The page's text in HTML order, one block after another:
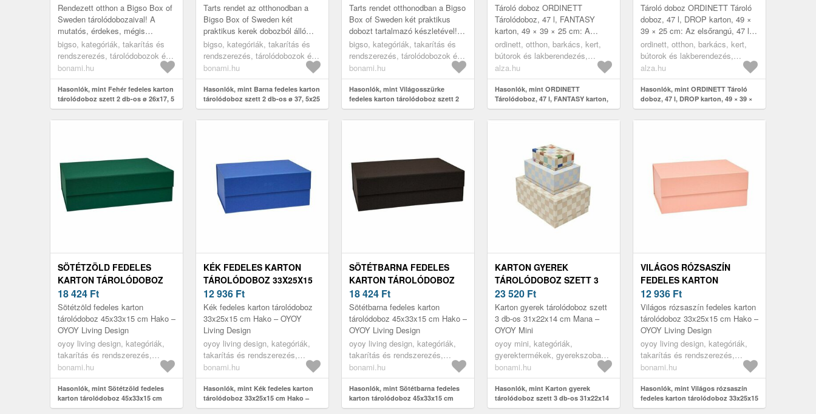
WILMA PAPER LAMINATE –
BIGSO
Rendezett otthon a Bigso Box of
Sweden tárolódobozaival! A
mutatós, érdekes, mégis
minimalista kialakításnak
köszönhetően stílusosan
tárolhatod ben...
bigso, kategóriák, takarítás és
rendszerezés, tárolódobozok és
rendszerezők, tárolódobozok
bonami.hu
Hasonlók, mint Fehér fedeles karton
tárolódoboz szett 2 db-os ø 26x17, 5
cm Wilma Paper Laminate – Bigso
RESTORE PAPER LAMINATE
– BIGSO
Tarts rendet az otthonodban a
Bigso Box of Sweden két
praktikus kerek dobozból álló
készletével! Szilárd
szerkezetüket funkcionális és
dekoratív sz...
bigso, kategóriák, takarítás és
rendszerezés, tárolódobozok és
rendszerezők, tárolódobozok
bonami.hu
Hasonlók, mint Barna fedeles karton
tárolódoboz szett 2 db-os ø 37, 5x25
cm Rut Restore Paper Laminate –
Bigso
5 CM RUT CANVAS PAPER
LAMINATE – BIGSO
Tarts rendet otthonodban a Bigso
Box of Sweden két praktikus
dobozt tartalmazó készletével!
Szilárd szerkezetüket
funkcionális és dekoratív
szegecs...
bigso, kategóriák, takarítás és
rendszerezés, tárolódobozok és
rendszerezők, tárolódobozok
bonami.hu
Hasonlók, mint Világosszürke
fedeles karton tárolódoboz szett 2
db-os ø 37, 5x25, 5 cm Rut Canvas
Paper Laminate – Bigso
Tároló doboz ORDINETT
Tárolódoboz, 47 l, FANTASY
karton, 49 × 39 × 25 cm: A
kiváló, 47 l-es Ordinett
tárolódoboz praktikus megoldás
mindenféle dolo...
ordinett, otthon, barkács, kert,
bútorok és lakberendezés,
tárolás és rendszerezés,
alza.hu
Hasonlók, mint ORDINETT
Tárolódoboz, 47 l, FANTASY karton,
49 × 39 × 25 cm
Tároló doboz ORDINETT Tároló
doboz, 47 l, DROP karton, 49 ×
39 × 25 cm: Az elsőrangú, 47 l-
es Ordinett tároló doboz
optimális megoldás különböző
tá...
ordinett, otthon, barkács, kert,
bútorok és lakberendezés,
tárolás és rendszerezés,
alza.hu
Hasonlók, mint ORDINETT Tároló
doboz, 47 l, DROP karton, 49 × 39 ×
25 cm
SÖTÉTZÖLD FEDELES
KARTON TÁROLÓDOBOZ
45X33X15 CM HAKO – OYOY
LIVING DESIGN
18 424 Ft
Sötétzöld fedeles karton
tárolódoboz 45x33x15 cm Hako –
OYOY Living Design
oyoy living design, kategóriák,
takarítás és rendszerezés,
tárolódobozok és rendszerezők,
bonami.hu
Hasonlók, mint Sötétzöld fedeles
karton tárolódoboz 45x33x15 cm
Hako – OYOY Living Design
KÉK FEDELES KARTON
TÁROLÓDOBOZ 33X25X15
CM HAKO – OYOY LIVING
DESIGN
12 936 Ft
Kék fedeles karton tárolódoboz
33x25x15 cm Hako – OYOY
Living Design
oyoy living design, kategóriák,
takarítás és rendszerezés,
tárolódobozok és rendszerezők,
bonami.hu
Hasonlók, mint Kék fedeles karton
tárolódoboz 33x25x15 cm Hako –
OYOY Living Design
SÖTÉTBARNA FEDELES
KARTON TÁROLÓDOBOZ
45X33X15 CM HAKO – OYOY
LIVING DESIGN
18 424 Ft
Sötétbarna fedeles karton
tárolódoboz 45x33x15 cm Hako –
OYOY Living Design
oyoy living design, kategóriák,
takarítás és rendszerezés,
tárolódobozok és rendszerezők,
bonami.hu
Hasonlók, mint Sötétbarna fedeles
karton tárolódoboz 45x33x15 cm
Hako – OYOY Living Design
KARTON GYEREK
TÁROLÓDOBOZ SZETT 3
DB-OS 31X22X14 CM MANA
– OYOY MINI
23 520 Ft
Karton gyerek tárolódoboz szett
3 db-os 31x22x14 cm Mana –
OYOY Mini
oyoy mini, kategóriák,
gyerektermékek, gyerekszoba
kiegészítők és dekorációk,
bonami.hu
Hasonlók, mint Karton gyerek
tárolódoboz szett 3 db-os 31x22x14
cm Mana – OYOY Mini
VILÁGOS RÓZSASZÍN
FEDELES KARTON
TÁROLÓDOBOZ 33X25X15
CM HAKO – OYOY LIVING
DESIGN
12 936 Ft
Világos rózsaszín fedeles karton
tárolódoboz 33x25x15 cm Hako –
OYOY Living Design
oyoy living design, kategóriák,
takarítás és rendszerezés,
tárolódobozok és rendszerezők,
bonami.hu
Hasonlók, mint Világos rózsaszín
fedeles karton tárolódoboz 33x25x15
cm Hako – OYOY Living Design